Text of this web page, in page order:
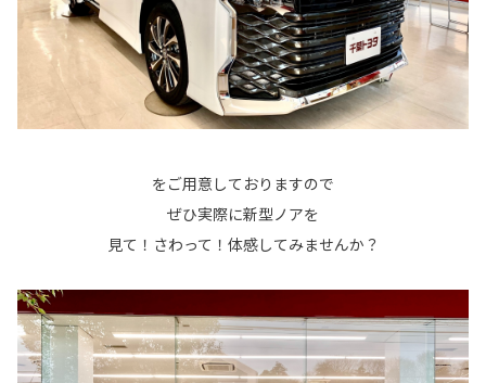
をご用意しておりますので
ぜひ実際に新型ノアを
見て！さわって！体感してみませんか？